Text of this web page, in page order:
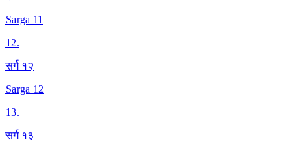
Sarga 11
12.
सर्ग १२
Sarga 12
13.
सर्ग १३